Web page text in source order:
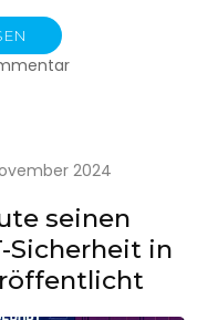
zu
aus
CSV
erstellen
2024
seinen
Sicherheit in